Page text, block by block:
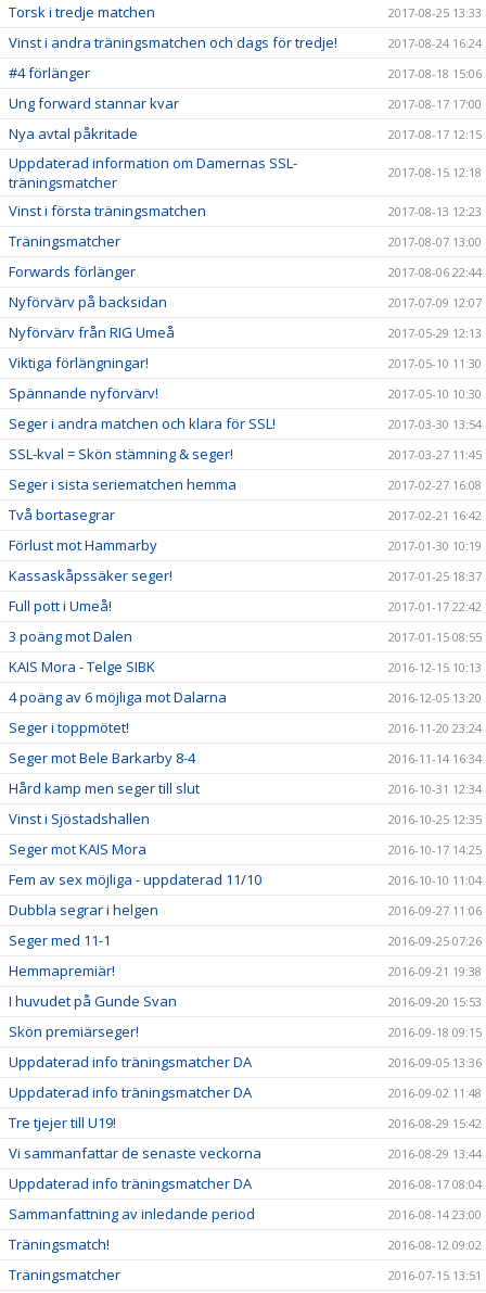
Torsk i tredje matchen 2017-08-25 13:33
Vinst i andra träningsmatchen och dags för tredje! 2017-08-24 16:24
#4 förlänger 2017-08-18 15:06
Ung forward stannar kvar 2017-08-17 17:00
Nya avtal påkritade 2017-08-17 12:15
Uppdaterad information om Damernas SSL-
träningsmatcher
2017-08-15 12:18
Vinst i första träningsmatchen 2017-08-13 12:23
Träningsmatcher 2017-08-07 13:00
Forwards förlänger 2017-08-06 22:44
Nyförvärv på backsidan 2017-07-09 12:07
Nyförvärv från RIG Umeå 2017-05-29 12:13
Viktiga förlängningar! 2017-05-10 11:30
Spännande nyförvärv! 2017-05-10 10:30
Seger i andra matchen och klara för SSL! 2017-03-30 13:54
SSL-kval = Skön stämning & seger! 2017-03-27 11:45
Seger i sista seriematchen hemma 2017-02-27 16:08
Två bortasegrar 2017-02-21 16:42
Förlust mot Hammarby 2017-01-30 10:19
Kassaskåpssäker seger! 2017-01-25 18:37
Full pott i Umeå! 2017-01-17 22:42
3 poäng mot Dalen 2017-01-15 08:55
KAIS Mora - Telge SIBK 2016-12-15 10:13
4 poäng av 6 möjliga mot Dalarna 2016-12-05 13:20
Seger i toppmötet! 2016-11-20 23:24
Seger mot Bele Barkarby 8-4 2016-11-14 16:34
Hård kamp men seger till slut 2016-10-31 12:34
Vinst i Sjöstadshallen 2016-10-25 12:35
Seger mot KAIS Mora 2016-10-17 14:25
Fem av sex möjliga - uppdaterad 11/10 2016-10-10 11:04
Dubbla segrar i helgen 2016-09-27 11:06
Seger med 11-1 2016-09-25 07:26
Hemmapremiär! 2016-09-21 19:38
I huvudet på Gunde Svan 2016-09-20 15:53
Skön premiärseger! 2016-09-18 09:15
Uppdaterad info träningsmatcher DA 2016-09-05 13:36
Uppdaterad info träningsmatcher DA 2016-09-02 11:48
Tre tjejer till U19! 2016-08-29 15:42
Vi sammanfattar de senaste veckorna 2016-08-29 13:44
Uppdaterad info träningsmatcher DA 2016-08-17 08:04
Sammanfattning av inledande period 2016-08-14 23:00
Träningsmatch! 2016-08-12 09:02
Träningsmatcher 2016-07-15 13:51